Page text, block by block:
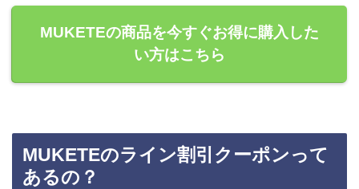
MUKETEの商品を今すぐお得に購入した
い方はこちら
MUKETEのライン割引クーポンって
あるの？